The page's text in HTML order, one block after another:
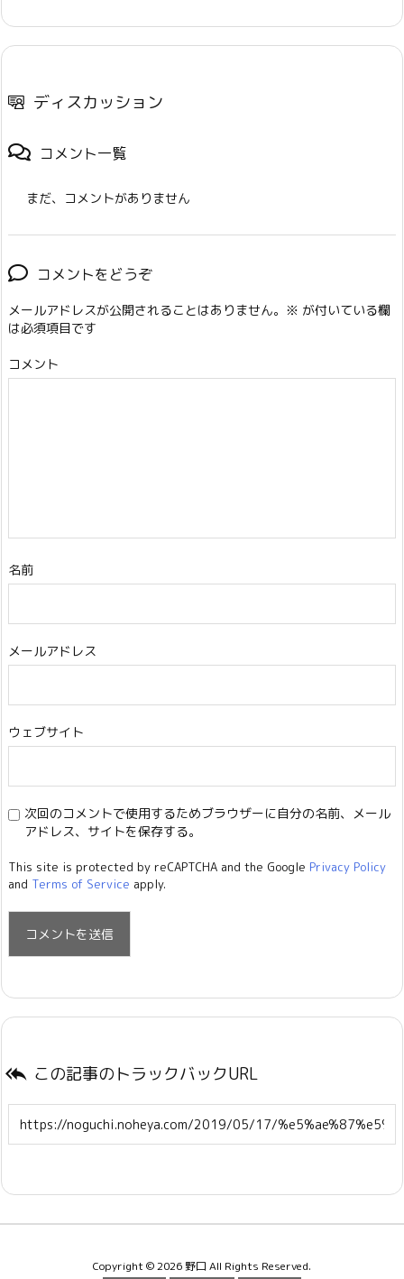
ディスカッション
コメント一覧
まだ、コメントがありません
コメントをどうぞ
メールアドレスが公開されることはありません。 ※ が付いている欄
は必須項目です
コメント
名前
メールアドレス
ウェブサイト
次回のコメントで使用するためブラウザーに自分の名前、メール
アドレス、サイトを保存する。
This site is protected by reCAPTCHA and the Google Privacy Policy
and Terms of Service apply.
 この記事のトラックバックURL
Copyright ©2026 野口 All Rights Reserved.